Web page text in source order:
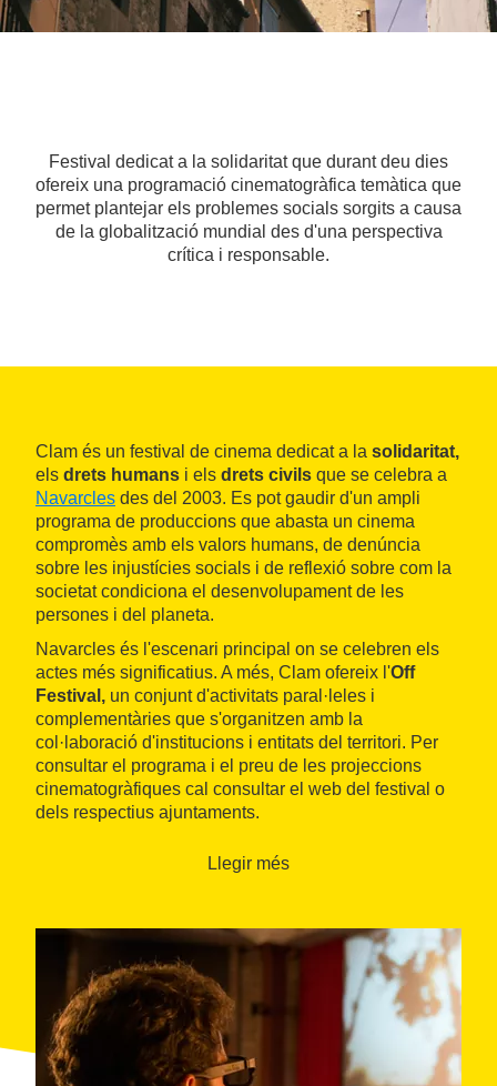
Festival dedicat a la solidaritat que durant deu dies
ofereix una programació cinematogràfica temàtica que
permet plantejar els problemes socials sorgits a causa
de la globalització mundial des d'una perspectiva
crítica i responsable.
Clam és un festival de cinema dedicat a la solidaritat,
els drets humans i els drets civils que se celebra a
Navarcles des del 2003. Es pot gaudir d'un ampli
programa de produccions que abasta un cinema
compromès amb els valors humans, de denúncia
sobre les injustícies socials i de reflexió sobre com la
societat condiciona el desenvolupament de les
persones i del planeta.
Navarcles és l'escenari principal on se celebren els
actes més significatius. A més, Clam ofereix l'Off
Festival, un conjunt d'activitats paral·leles i
complementàries que s'organitzen amb la
col·laboració d'institucions i entitats del territori. Per
consultar el programa i el preu de les projeccions
cinematogràfiques cal consultar el web del festival o
dels respectius ajuntaments.
Llegir més